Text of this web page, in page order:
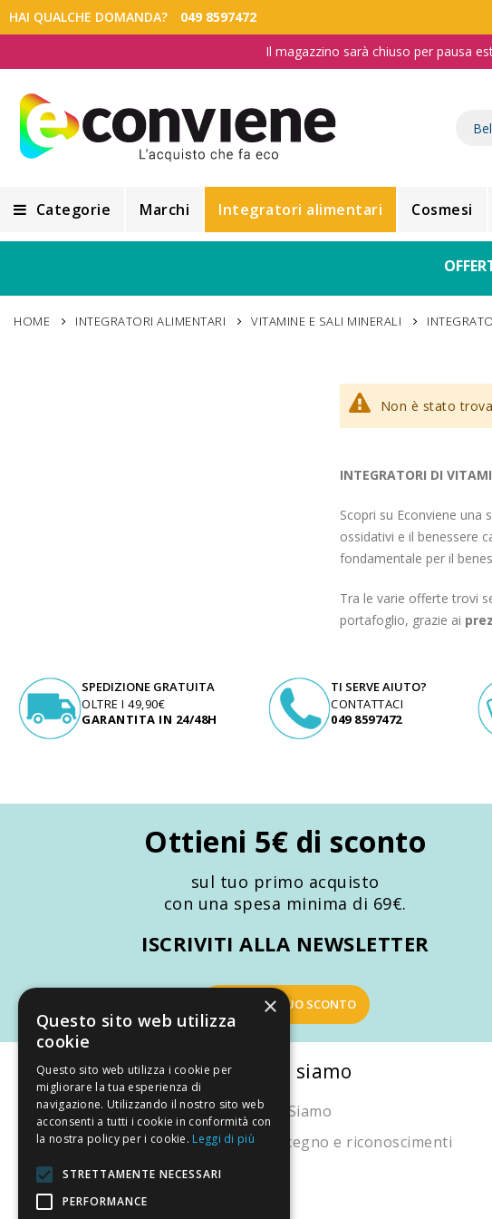
HAI QUALCHE DOMANDA? 049 8597472
Il magazzino sarà chiuso per pausa
Categorie
Alimentazione e Dietetica
Apparecchiature Elettromedicali
Idee regalo
Promozioni
Marchi Integratori alimentari Cosmesi
HOME INTEGRATORI ALIMENTARI VITAMINE E SALI MINERALI
Non è stato
INTEGRATORI DI
Scopri su Econviene una
ossidativi e il benessere
fondamentale per il
Tra le varie offerte trovi
portafoglio, grazie ai
SPEDIZIONE GRATUITA
OLTRE I 49,90€
GARANTITA IN 24/48H
TI SERVE AIUTO?
CONTATTACI
049 8597472
Ottieni 5€ di sconto
sul tuo primo acquisto
con una spesa minima di 69€.
ISCRIVITI ALLA NEWSLETTER
OTTIENI IL TUO SCONTO
La nostra convenienza
Il risparmio che fa ambiente
Il nostro manifesto
Il blog
Perché fidarti
Chi siamo
Chi Siamo
Sostegno e riconoscimenti
×
Questo sito web utilizza
cookie
Questo sito web utilizza i cookie per
migliorare la tua esperienza di
navigazione. Utilizzando il nostro sito web
acconsenti a tutti i cookie in conformità con
la nostra policy per i cookie. Leggi di più
STRETTAMENTE NECESSARI
PERFORMANCE